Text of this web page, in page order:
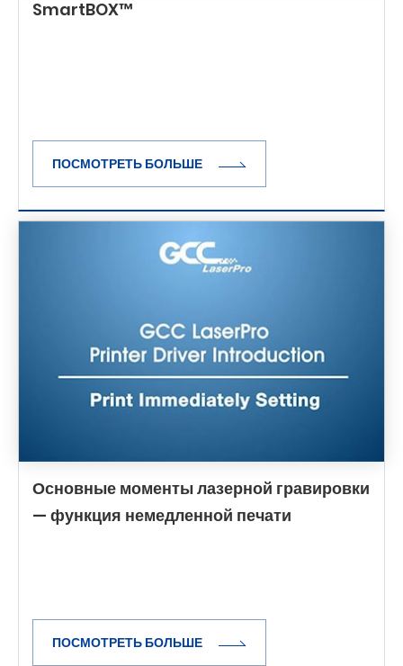
SmartBOX™
ПОСМОТРЕТЬ БОЛЬШЕ
Основные моменты лазерной гравировки
— функция немедленной печати
ПОСМОТРЕТЬ БОЛЬШЕ